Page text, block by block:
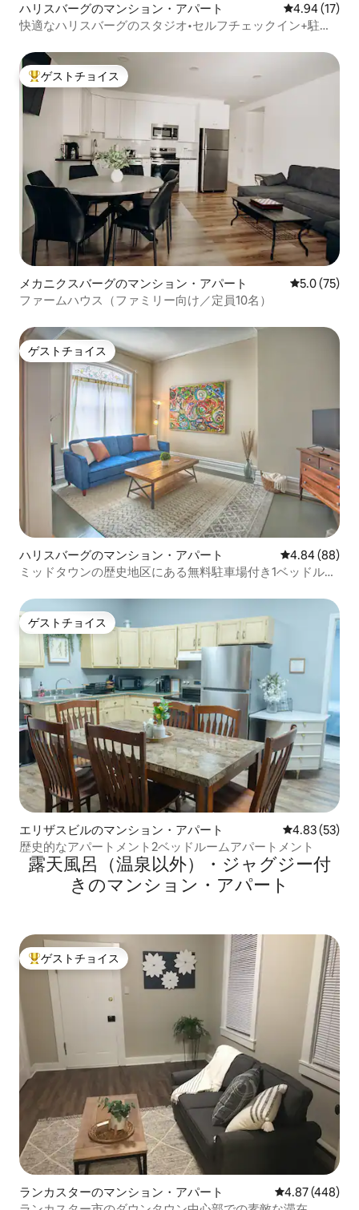
ハリスバーグのマンション・アパート レビュー17
4.94 (17)
快適なハリスバーグのスタジオ•セルフチェックイン+駐車
大好評のゲストチョイスです。
ゲストチョイス
メカニクスバーグのマンション・アパート レビュー75
5.0 (75)
ファームハウス（ファミリー向け／定員10名）
ゲストチョイス
ゲストチョイス
ハリスバーグのマンション・アパート レビュー88件
4.84 (88)
ミッドタウンの歴史地区にある無料駐車場付き1ベッドルー
ゲストチョイス
ゲストチョイス
エリザスビルのマンション・アパート レビュー53
4.83 (53)
歴史的なアパートメント2ベッドルームアパートメント
露天風呂（温泉以外）・ジャグジー付
きのマンション・アパート
大好評のゲストチョイスです。
ゲストチョイス
ランカスターのマンション・アパート レビュー448
4.87 (448)